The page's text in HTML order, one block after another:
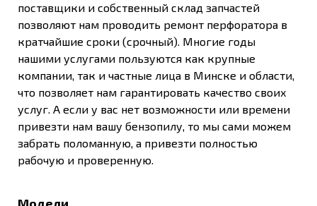
поставщики и собственный склад запчастей
позволяют нам проводить ремонт перфоратора в
кратчайшие сроки (срочный). Многие годы
нашими услугами пользуются как крупные
компании, так и частные лица в Минске и области,
что позволяет нам гарантировать качество своих
услуг. А если у вас нет возможности или времени
привезти нам вашу бензопилу, то мы сами можем
забрать поломанную, а привезти полностью
рабочую и проверенную.